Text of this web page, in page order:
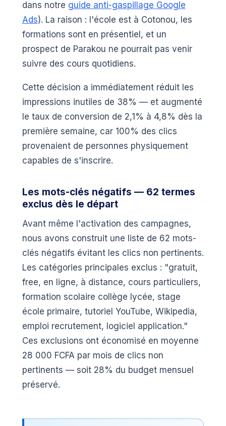
dans notre guide anti-gaspillage Google
Ads). La raison : l'école est à Cotonou, les
formations sont en présentiel, et un
prospect de Parakou ne pourrait pas venir
suivre des cours quotidiens.
Cette décision a immédiatement réduit les
impressions inutiles de 38% — et augmenté
le taux de conversion de 2,1% à 4,8% dès la
première semaine, car 100% des clics
provenaient de personnes physiquement
capables de s'inscrire.
Les mots-clés négatifs — 62 termes
exclus dès le départ
Avant même l'activation des campagnes,
nous avons construit une liste de 62 mots-
clés négatifs évitant les clics non pertinents.
Les catégories principales exclus : "gratuit,
free, en ligne, à distance, cours particuliers,
formation scolaire collège lycée, stage
école primaire, tutoriel YouTube, Wikipedia,
emploi recrutement, logiciel application."
Ces exclusions ont économisé en moyenne
28 000 FCFA par mois de clics non
pertinents — soit 28% du budget mensuel
préservé.